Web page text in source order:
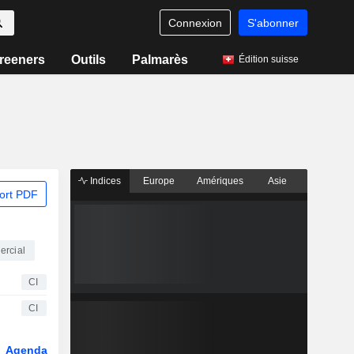
Connexion S'abonner
Outils Palmarès Édition suisse
PDF
CI
CI
Agenda
Indices Europe Amériques Asie